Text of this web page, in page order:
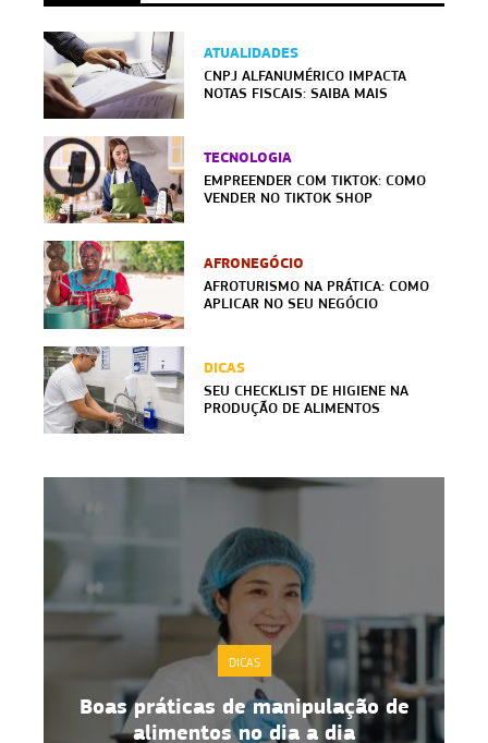
ATUALIDADES
CNPJ ALFANUMÉRICO IMPACTA
NOTAS FISCAIS: SAIBA MAIS
TECNOLOGIA
EMPREENDER COM TIKTOK: COMO
VENDER NO TIKTOK SHOP
AFRONEGÓCIO
AFROTURISMO NA PRÁTICA: COMO
APLICAR NO SEU NEGÓCIO
DICAS
SEU CHECKLIST DE HIGIENE NA
PRODUÇÃO DE ALIMENTOS
DICAS
Boas práticas de manipulação de
alimentos no dia a dia